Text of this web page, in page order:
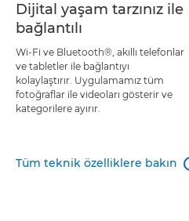
Dijital yaşam tarzınız ile
bağlantılı
Wi-Fi ve Bluetooth®, akıllı telefonlar
ve tabletler ile bağlantıyı
kolaylaştırır. Uygulamamız tüm
fotoğraflar ile videoları gösterir ve
kategorilere ayırır.
Tüm teknik özelliklere bakın